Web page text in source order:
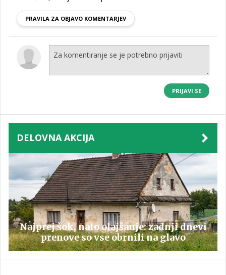
PRAVILA ZA OBJAVO KOMENTARJEV
PRIJAVI SE
DELOVNA AKCIJA
Najprej šok, nato olajšanje: zadnji dnevi
prenove so vse obrnili na glavo